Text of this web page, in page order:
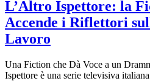
L’Altro Ispettore: la
Accende i Riflettori
Lavoro
Una Fiction che Dà Voce a un
Ispettore è una serie televisiva